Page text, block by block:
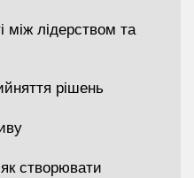
між лідерством та
рішень
створювати